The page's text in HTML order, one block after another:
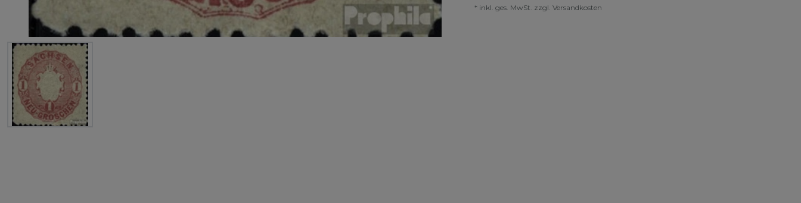
* inkl. ges. MwSt. zzgl. Versandkosten